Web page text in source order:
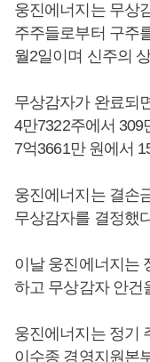
웅진에너지는 무상
주주들로부터 구주
월2일이며 신주의
무상감자가 완료되
4만7322주에서 309
7억3661만 원에서
웅진에너지는 결손
무상감자를 결정했
이날 웅진에너지는
하고 무상감자 안건
웅진에너지는 정기
이수종 경영지원본